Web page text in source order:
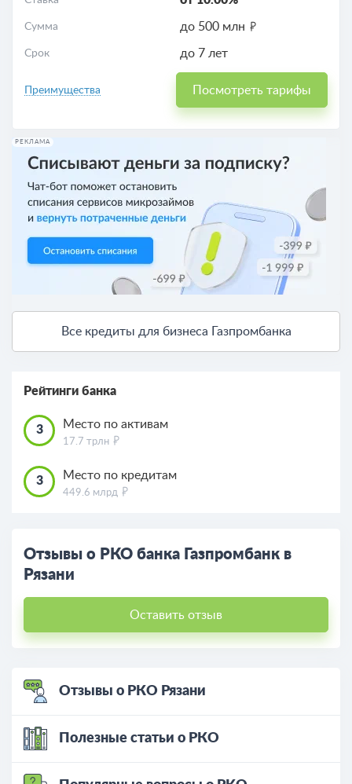
Сумма до 500 млн
Срок до 7 лет
Преимущества Посмотреть тарифы
РЕКЛАМА
Все кредиты для бизнеса Газпромбанка
Рейтинги банка
3 Место по активам
17.7 трлн
3 Место по кредитам
449.6 млрд
Отзывы о РКО банка Газпромбанк в
Рязани
Оставить отзыв
Отзывы о РКО Рязани
Полезные статьи о РКО